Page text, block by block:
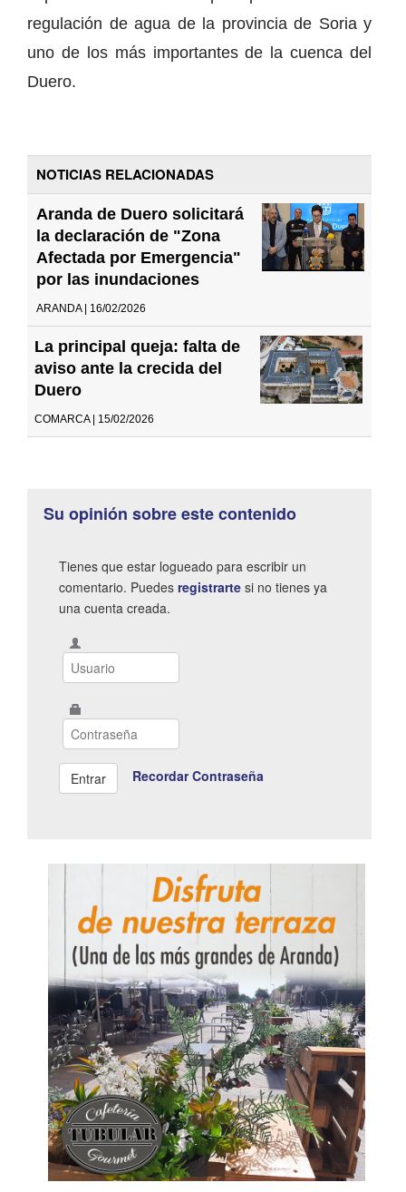
regulación de agua de la provincia de Soria y
uno de los más importantes de la cuenca del
Duero.
NOTICIAS RELACIONADAS
Aranda de Duero solicitará
la declaración de "Zona
Afectada por Emergencia"
por las inundaciones
ARANDA | 16/02/2026
La principal queja: falta de
aviso ante la crecida del
Duero
COMARCA | 15/02/2026
Su opinión sobre este contenido
Tienes que estar logueado para escribir un
comentario. Puedes registrarte si no tienes ya
una cuenta creada.
Recordar Contraseña